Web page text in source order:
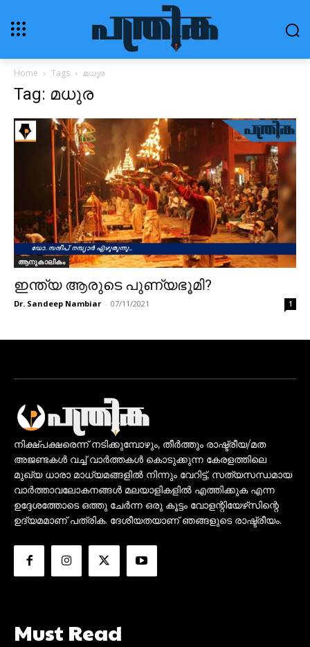
Home Tags മധുര
Tag: മധുര
ആനുകാലികം
ഇന്ത്യ ആരുടെ പുണ്യഭൂമി?
Dr. Sandeep Nambiar - 07/11/2021 1
നിക്ഷ്പക്ഷരെന്ന് നടിക്കുമ്പോഴും, തീർത്തും രാഷ്ട്രീയ/മത
അജണ്ടകൾ വച്ച് വാർത്തകൾ കൊടുക്കുന്ന കേരളത്തിലെ
മുഖ്യ ധാരാ മാധ്യമങ്ങളിൽ നിന്നും വേറിട്ട്, സത്യസന്ധമായ
വാർത്താവലോകനങ്ങൾ മലയാളികളിൽ എത്തിക്കുക എന്ന
ഉദ്ദേശത്തോടെ ഒത്തു ചേർന്ന ഒരു കൂട്ടം വോളന്റിയേഴ്‌സിന്റെ
ഉദ്യമമാണ് പത്രിക. ദേശീയതയാണ് ഞങ്ങളുടെ രാഷ്ട്രീയം.
Must Read